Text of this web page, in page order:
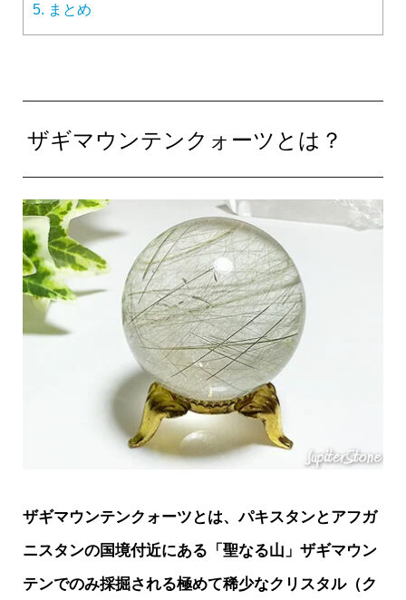
5. まとめ
ザギマウンテンクォーツとは？
ザギマウンテンクォーツとは、パキスタンとアフガ
ニスタンの国境付近にある「聖なる山」ザギマウン
テンでのみ採掘される極めて稀少なクリスタル（ク